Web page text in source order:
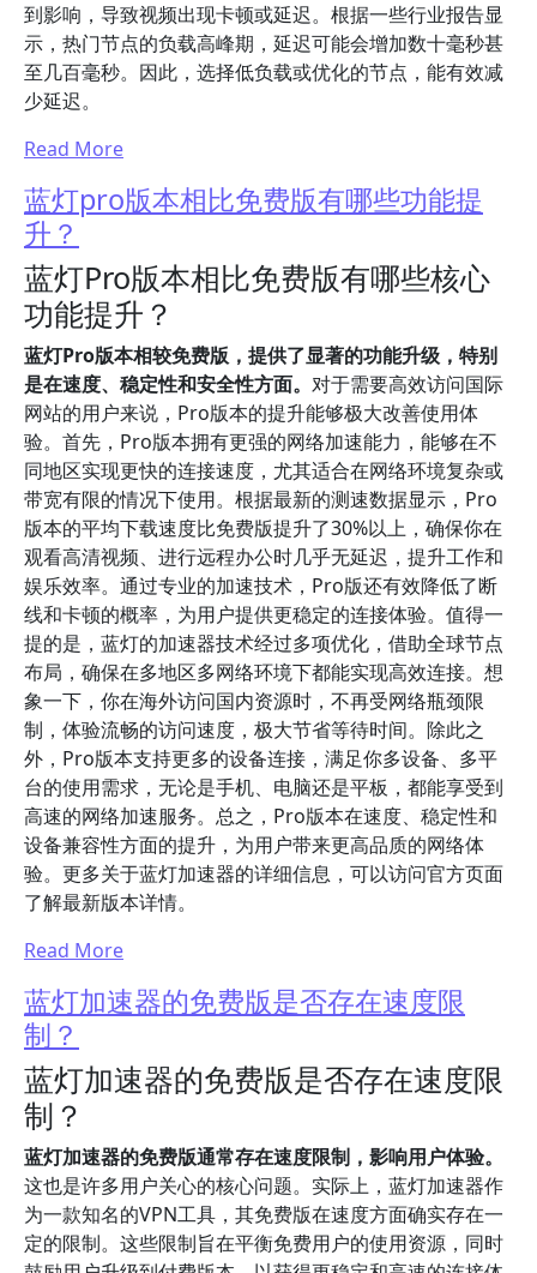
到影响，导致视频出现卡顿或延迟。根据一些行业报告显
示，热门节点的负载高峰期，延迟可能会增加数十毫秒甚
至几百毫秒。因此，选择低负载或优化的节点，能有效减
少延迟。
Read More
蓝灯pro版本相比免费版有哪些功能提
升？
蓝灯Pro版本相比免费版有哪些核心
功能提升？
蓝灯Pro版本相较免费版，提供了显著的功能升级，特别
是在速度、稳定性和安全性方面。 对于需要高效访问国际
网站的用户来说，Pro版本的提升能够极大改善使用体
验。首先，Pro版本拥有更强的网络加速能力，能够在不
同地区实现更快的连接速度，尤其适合在网络环境复杂或
带宽有限的情况下使用。根据最新的测速数据显示，Pro
版本的平均下载速度比免费版提升了30%以上，确保你在
观看高清视频、进行远程办公时几乎无延迟，提升工作和
娱乐效率。通过专业的加速技术，Pro版还有效降低了断
线和卡顿的概率，为用户提供更稳定的连接体验。值得一
提的是，蓝灯的加速器技术经过多项优化，借助全球节点
布局，确保在多地区多网络环境下都能实现高效连接。想
象一下，你在海外访问国内资源时，不再受网络瓶颈限
制，体验流畅的访问速度，极大节省等待时间。除此之
外，Pro版本支持更多的设备连接，满足你多设备、多平
台的使用需求，无论是手机、电脑还是平板，都能享受到
高速的网络加速服务。总之，Pro版本在速度、稳定性和
设备兼容性方面的提升，为用户带来更高品质的网络体
验。更多关于蓝灯加速器的详细信息，可以访问官方页面
了解最新版本详情。
Read More
蓝灯加速器的免费版是否存在速度限
制？
蓝灯加速器的免费版是否存在速度限
制？
蓝灯加速器的免费版通常存在速度限制，影响用户体验。
这也是许多用户关心的核心问题。实际上，蓝灯加速器作
为一款知名的VPN工具，其免费版在速度方面确实存在一
定的限制。这些限制旨在平衡免费用户的使用资源，同时